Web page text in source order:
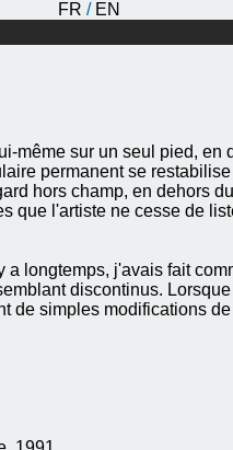
FR / EN